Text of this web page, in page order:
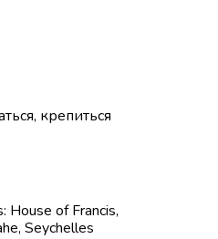
крепиться
House of Francis,
Seychelles